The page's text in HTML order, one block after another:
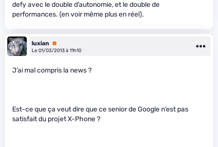
defy avec le double d’autonomie, et le double de
performances. (en voir même plus en réel).
luxian
Premium
Le 01/03/2013 à 11h10
J’ai mal compris la news ?
Est-ce que ça veut dire que ce senior de Google n’est pas
satisfait du projet X-Phone ?